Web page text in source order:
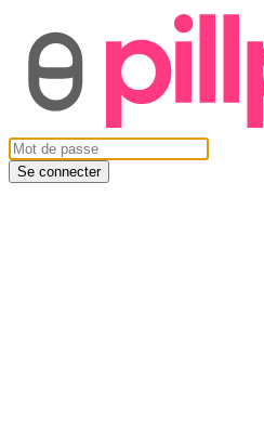
Se connecter